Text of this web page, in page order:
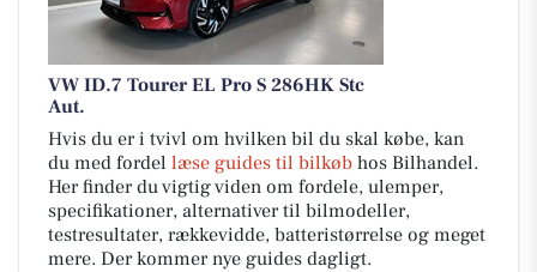
VW ID.7 Tourer EL Pro S 286HK Stc
Aut.
Hvis du er i tvivl om hvilken bil du skal købe, kan
du med fordel læse guides til bilkøb hos Bilhandel.
Her finder du vigtig viden om fordele, ulemper,
specifikationer, alternativer til bilmodeller,
testresultater, rækkevidde, batteristørrelse og meget
mere. Der kommer nye guides dagligt.